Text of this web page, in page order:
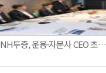
NH투증, 운용·자문사 CEO 초…